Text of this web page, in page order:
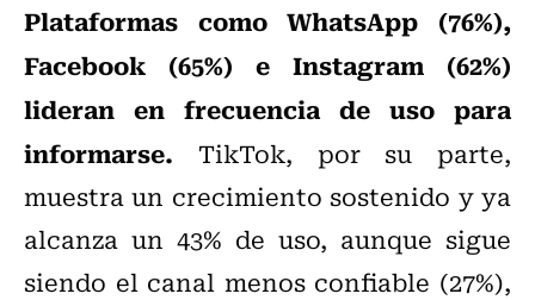
Plataformas como WhatsApp (76%),
Facebook (65%) e Instagram (62%)
lideran en frecuencia de uso para
informarse. TikTok, por su parte,
muestra un crecimiento sostenido y ya
alcanza un 43% de uso, aunque sigue
siendo el canal menos confiable (27%),